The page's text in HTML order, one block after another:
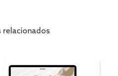
relacionados